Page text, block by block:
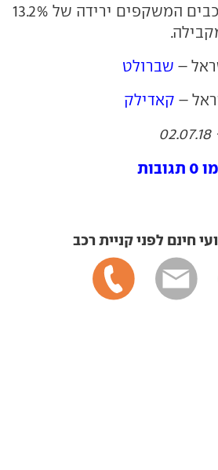
קאדילק מכר 282 רכבים המשקפים ירידה של 13.2%
– שברולט
– קאדילק
חינם לפני קניית רכב